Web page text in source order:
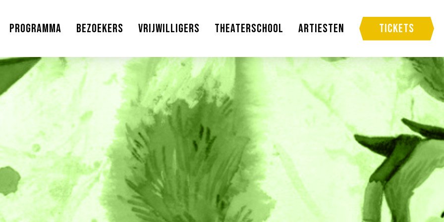
Programma Bezoekers Vrijwilligers Theaterschool Artiesten Tickets